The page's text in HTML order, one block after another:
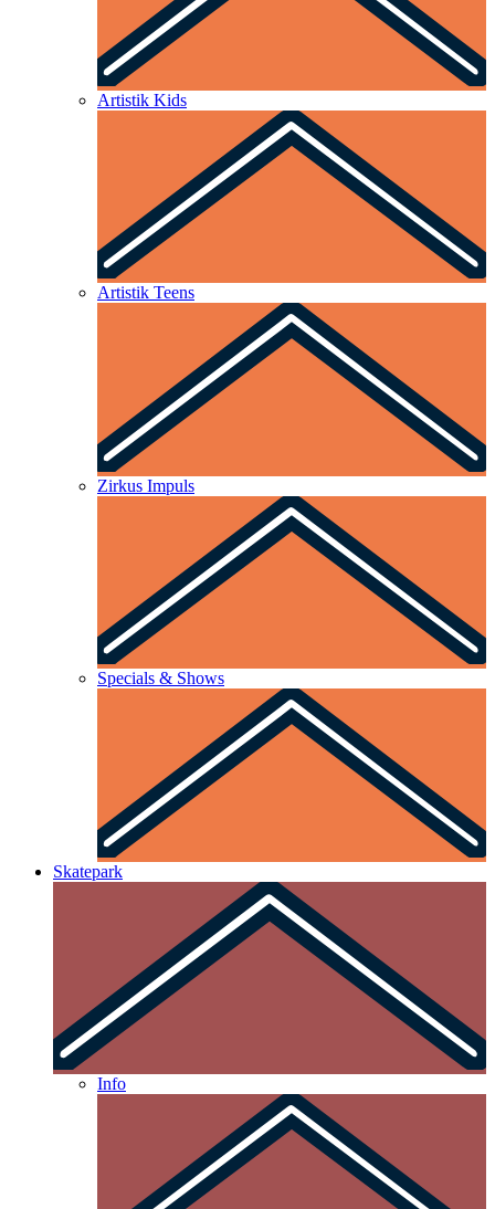
Artistik Kids
Artistik Teens
Zirkus Impuls
Specials & Shows
Skatepark
Info